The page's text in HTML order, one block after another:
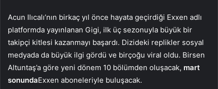
Acun Ilıcalı’nın birkaç yıl önce hayata geçirdiği Exxen adlı
platformda yayınlanan Gigi, ilk üç sezonuyla büyük bir
takipçi kitlesi kazanmayı başardı. Dizideki replikler sosyal
medyada da büyük ilgi gördü ve birçoğu viral oldu. Birsen
Altuntaş’a göre yeni dönem 10 bölümden oluşacak, mart
sonundaExxen aboneleriyle buluşacak.